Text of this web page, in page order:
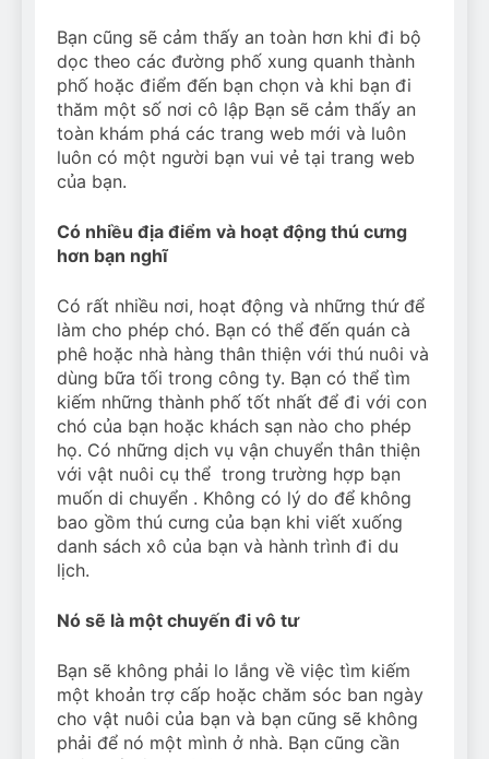
Bạn cũng sẽ cảm thấy an toàn hơn khi đi bộ
dọc theo các đường phố xung quanh thành
phố hoặc điểm đến bạn chọn và khi bạn đi
thăm một số nơi cô lập Bạn sẽ cảm thấy an
toàn khám phá các trang web mới và luôn
luôn có một người bạn vui vẻ tại trang web
của bạn.
Có nhiều địa điểm và hoạt động thú cưng
hơn bạn nghĩ
Có rất nhiều nơi, hoạt động và những thứ để
làm cho phép chó. Bạn có thể đến quán cà
phê hoặc nhà hàng thân thiện với thú nuôi và
dùng bữa tối trong công ty. Bạn có thể tìm
kiếm những thành phố tốt nhất để đi với con
chó của bạn hoặc khách sạn nào cho phép
họ. Có những dịch vụ vận chuyển thân thiện
với vật nuôi cụ thể trong trường hợp bạn
muốn di chuyển . Không có lý do để không
bao gồm thú cưng của bạn khi viết xuống
danh sách xô của bạn và hành trình đi du
lịch.
Nó sẽ là một chuyến đi vô tư
Bạn sẽ không phải lo lắng về việc tìm kiếm
một khoản trợ cấp hoặc chăm sóc ban ngày
cho vật nuôi của bạn và bạn cũng sẽ không
phải để nó một mình ở nhà. Bạn cũng cần